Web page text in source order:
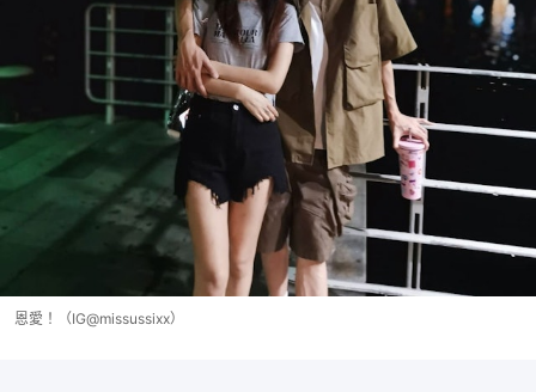
恩愛！（IG@missussixx）